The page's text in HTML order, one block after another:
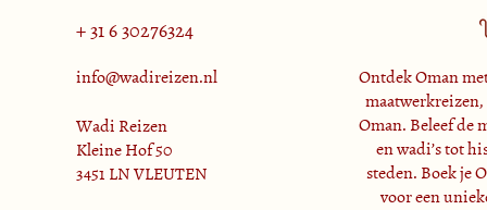
+ 31 6 30276324
info@wadireizen.nl
Wadi Reizen
Kleine Hof 50
3451 LN VLEUTEN
Ontdek Oman
Oman. Beleef de
en wadi’s tot
steden. Boek je
voor een